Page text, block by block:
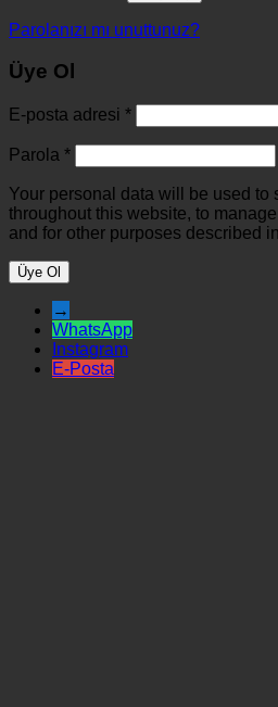
Parolanızı mı unuttunuz?
Üye Ol
E-posta adresi *
Parola *
Your personal data will be used to
throughout this website, to
and for other purposes described
Üye Ol
→
WhatsApp
Instagram
E-Posta